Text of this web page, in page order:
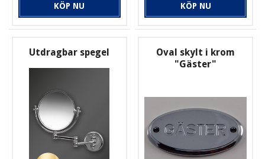
KÖP NU KÖP NU
Utdragbar spegel
Oval skylt i krom
"Gäster"